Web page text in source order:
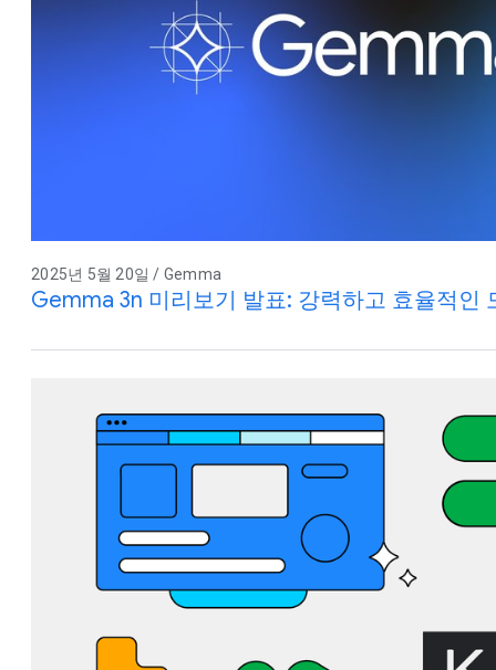
2025년 5월 20일 / Gemma
Gemma 3n 미리보기 발표: 강력하고 효율적인